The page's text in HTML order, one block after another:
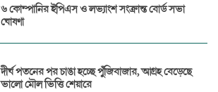
৬ কোম্পানির ইপিএস ও লভ্যাংশ সংক্রান্ত বোর্ড সভা
ঘোষণা
দীর্ঘ পতনের পর চাঙা হচ্ছে পুঁজিবাজার, আগ্রহ বেড়েছে
ভালো মৌল ভিত্তি শেয়ারে